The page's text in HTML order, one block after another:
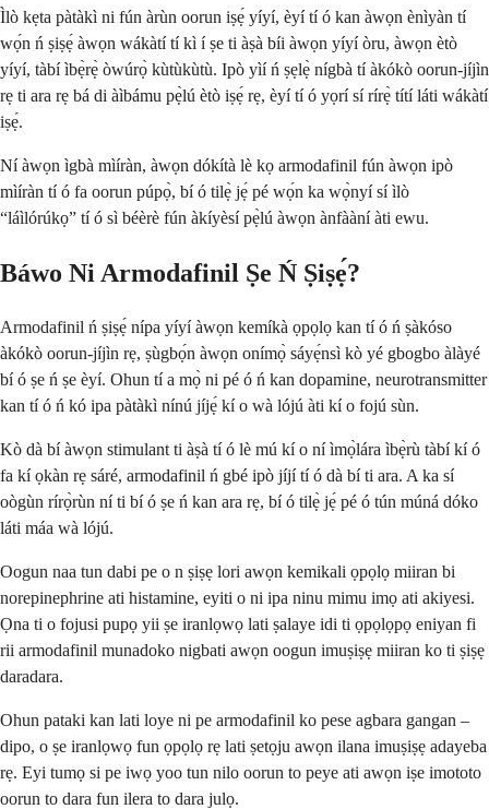
Ìlò kẹta pàtàkì ni fún àrùn oorun iṣẹ́ yíyí, èyí tí ó kan àwọn ènìyàn tí
wọ́n ń ṣiṣẹ́ àwọn wákàtí tí kì í ṣe ti àṣà bíi àwọn yíyí òru, àwọn ètò
yíyí, tàbí ìbẹ̀rẹ̀ òwúrọ̀ kùtùkùtù. Ipò yìí ń ṣẹlẹ̀ nígbà tí àkókò oorun-jíjìn
rẹ ti ara rẹ bá di àìbámu pẹ̀lú ètò iṣẹ́ rẹ, èyí tí ó yọrí sí rírẹ̀ títí láti wákàtí
iṣẹ́.
Ní àwọn ìgbà mìíràn, àwọn dókítà lè kọ armodafinil fún àwọn ipò
mìíràn tí ó fa oorun púpọ̀, bí ó tilẹ̀ jẹ́ pé wọ́n ka wọ̀nyí sí ìlò
“láìlórúkọ” tí ó sì béèrè fún àkíyèsí pẹ̀lú àwọn ànfààní àti ewu.
Báwo Ni Armodafinil Ṣe Ń Ṣiṣẹ́?
Armodafinil ń ṣiṣẹ́ nípa yíyí àwọn kemíkà ọpọlọ kan tí ó ń ṣàkóso
àkókò oorun-jíjìn rẹ, ṣùgbọ́n àwọn onímọ̀ sáyẹ́nsì kò yé gbogbo àlàyé
bí ó ṣe ń ṣe èyí. Ohun tí a mọ̀ ni pé ó ń kan dopamine, neurotransmitter
kan tí ó ń kó ipa pàtàkì nínú jíjẹ́ kí o wà lójú àti kí o fojú sùn.
Kò dà bí àwọn stimulant ti àṣà tí ó lè mú kí o ní ìmọ̀lára ìbẹ̀rù tàbí kí ó
fa kí ọkàn rẹ sáré, armodafinil ń gbé ipò jíjí tí ó dà bí ti ara. A ka sí
oògùn rírọ̀rùn ní ti bí ó ṣe ń kan ara rẹ, bí ó tilẹ̀ jẹ́ pé ó tún múná dóko
láti máa wà lójú.
Oogun naa tun dabi pe o n ṣiṣẹ lori awọn kemikali ọpọlọ miiran bi
norepinephrine ati histamine, eyiti o ni ipa ninu mimu imọ ati akiyesi.
Ọna ti o fojusi pupọ yii ṣe iranlọwọ lati ṣalaye idi ti ọpọlọpọ eniyan fi
rii armodafinil munadoko nigbati awọn oogun imuṣiṣẹ miiran ko ti ṣiṣẹ
daradara.
Ohun pataki kan lati loye ni pe armodafinil ko pese agbara gangan –
dipo, o ṣe iranlọwọ fun ọpọlọ rẹ lati ṣetọju awọn ilana imuṣiṣẹ adayeba
rẹ. Eyi tumọ si pe iwọ yoo tun nilo oorun to peye ati awọn iṣe imototo
oorun to dara fun ilera to dara julọ.